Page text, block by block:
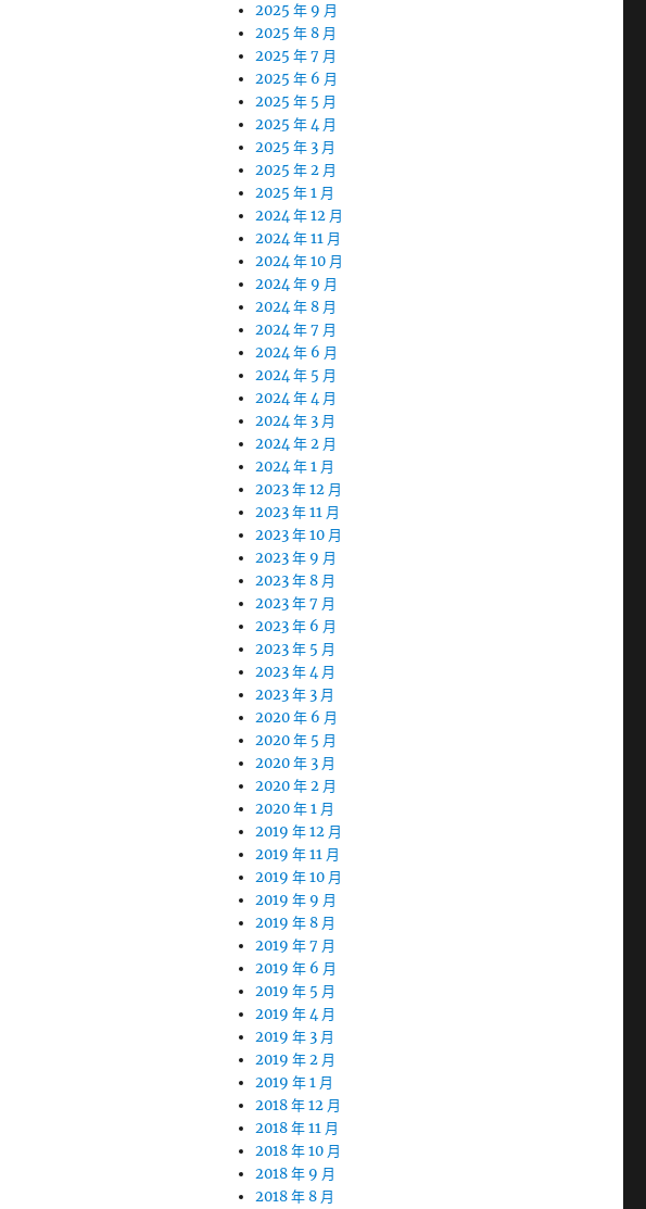
2025 年 9 月
2025 年 8 月
2025 年 7 月
2025 年 6 月
2025 年 5 月
2025 年 4 月
2025 年 3 月
2025 年 2 月
2025 年 1 月
2024 年 12 月
2024 年 11 月
2024 年 10 月
2024 年 9 月
2024 年 8 月
2024 年 7 月
2024 年 6 月
2024 年 5 月
2024 年 4 月
2024 年 3 月
2024 年 2 月
2024 年 1 月
2023 年 12 月
2023 年 11 月
2023 年 10 月
2023 年 9 月
2023 年 8 月
2023 年 7 月
2023 年 6 月
2023 年 5 月
2023 年 4 月
2023 年 3 月
2020 年 6 月
2020 年 5 月
2020 年 3 月
2020 年 2 月
2020 年 1 月
2019 年 12 月
2019 年 11 月
2019 年 10 月
2019 年 9 月
2019 年 8 月
2019 年 7 月
2019 年 6 月
2019 年 5 月
2019 年 4 月
2019 年 3 月
2019 年 2 月
2019 年 1 月
2018 年 12 月
2018 年 11 月
2018 年 10 月
2018 年 9 月
2018 年 8 月